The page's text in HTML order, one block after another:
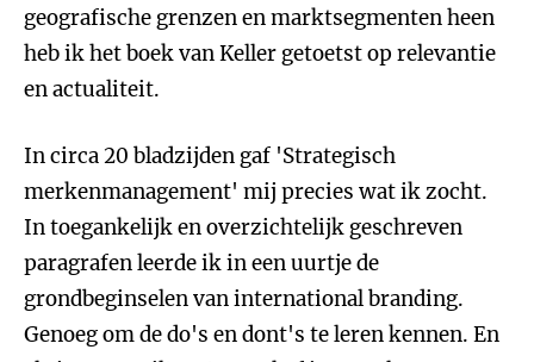
geografische grenzen en marktsegmenten heen
heb ik het boek van Keller getoetst op relevantie
en actualiteit.
In circa 20 bladzijden gaf 'Strategisch
merkenmanagement' mij precies wat ik zocht.
In toegankelijk en overzichtelijk geschreven
paragrafen leerde ik in een uurtje de
grondbeginselen van international branding.
Genoeg om de do's en dont's te leren kennen. En